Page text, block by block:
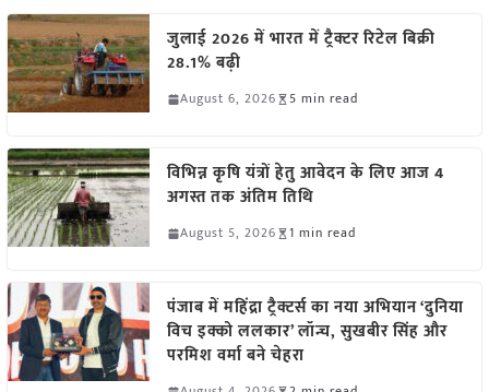
जुलाई 2026 में भारत में ट्रैक्टर रिटेल बिक्री
28.1% बढ़ी
August 6, 2026 5 min read
विभिन्न कृषि यंत्रों हेतु आवेदन के लिए आज 4
अगस्त तक अंतिम तिथि
August 5, 2026 1 min read
पंजाब में महिंद्रा ट्रैक्टर्स का नया अभियान ‘दुनिया
विच इक्को ललकार’ लॉन्च, सुखबीर सिंह और
परमिश वर्मा बने चेहरा